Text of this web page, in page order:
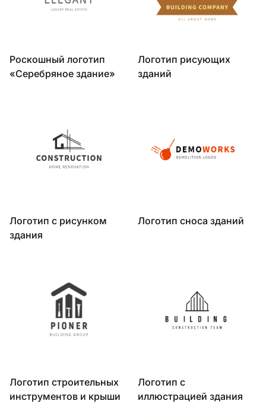
Роскошный логотип
«Серебряное здание»
Логотип рисующих
зданий
Логотип с рисунком
здания
Логотип сноса зданий
Логотип строительных
инструментов и крыши
Логотип с
иллюстрацией здания